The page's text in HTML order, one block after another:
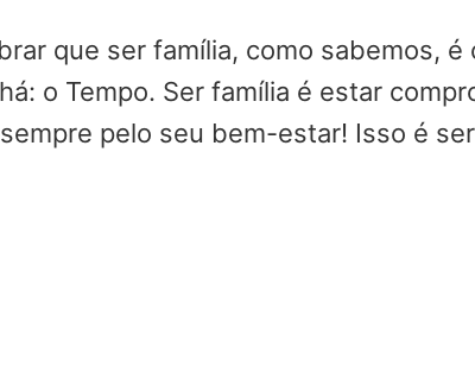
que ser família, como sabemos,
o Tempo. Ser família é estar
pelo seu bem-estar! Isso é